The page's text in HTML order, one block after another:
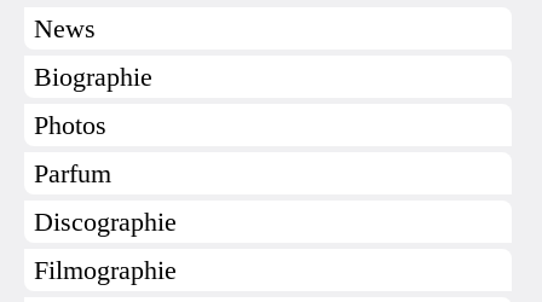
News
Biographie
Photos
Parfum
Discographie
Filmographie